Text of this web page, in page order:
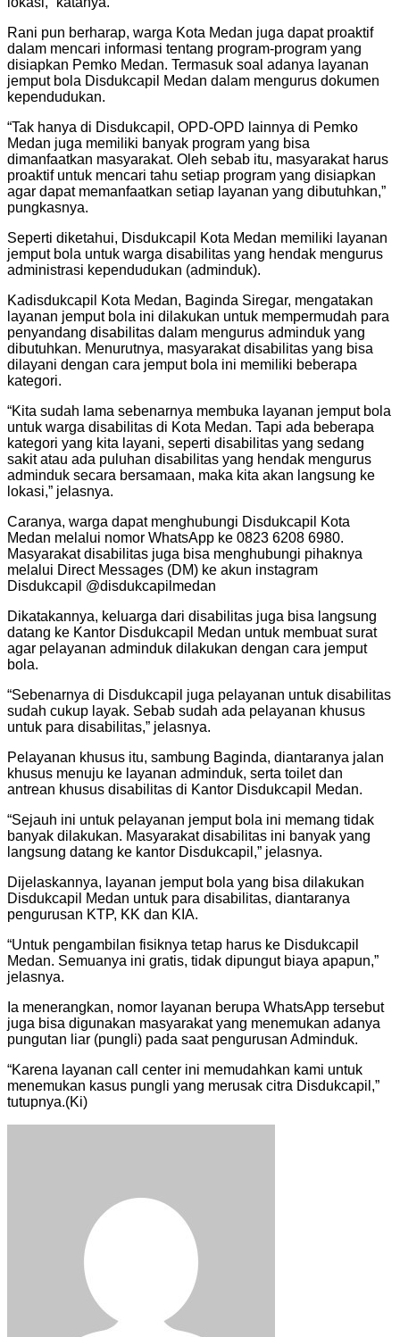
Rani pun berharap, warga Kota Medan juga dapat proaktif
dalam mencari informasi tentang program-program yang
disiapkan Pemko Medan. Termasuk soal adanya layanan
jemput bola Disdukcapil Medan dalam mengurus dokumen
kependudukan.
“Tak hanya di Disdukcapil, OPD-OPD lainnya di Pemko
Medan juga memiliki banyak program yang bisa
dimanfaatkan masyarakat. Oleh sebab itu, masyarakat harus
proaktif untuk mencari tahu setiap program yang disiapkan
agar dapat memanfaatkan setiap layanan yang dibutuhkan,”
pungkasnya.
Seperti diketahui, Disdukcapil Kota Medan memiliki layanan
jemput bola untuk warga disabilitas yang hendak mengurus
administrasi kependudukan (adminduk).
Kadisdukcapil Kota Medan, Baginda Siregar, mengatakan
layanan jemput bola ini dilakukan untuk mempermudah para
penyandang disabilitas dalam mengurus adminduk yang
dibutuhkan. Menurutnya, masyarakat disabilitas yang bisa
dilayani dengan cara jemput bola ini memiliki beberapa
kategori.
“Kita sudah lama sebenarnya membuka layanan jemput bola
untuk warga disabilitas di Kota Medan. Tapi ada beberapa
kategori yang kita layani, seperti disabilitas yang sedang
sakit atau ada puluhan disabilitas yang hendak mengurus
adminduk secara bersamaan, maka kita akan langsung ke
lokasi,” jelasnya.
Caranya, warga dapat menghubungi Disdukcapil Kota
Medan melalui nomor WhatsApp ke 0823 6208 6980.
Masyarakat disabilitas juga bisa menghubungi pihaknya
melalui Direct Messages (DM) ke akun instagram
Disdukcapil @disdukcapilmedan
Dikatakannya, keluarga dari disabilitas juga bisa langsung
datang ke Kantor Disdukcapil Medan untuk membuat surat
agar pelayanan adminduk dilakukan dengan cara jemput
bola.
“Sebenarnya di Disdukcapil juga pelayanan untuk disabilitas
sudah cukup layak. Sebab sudah ada pelayanan khusus
untuk para disabilitas,” jelasnya.
Pelayanan khusus itu, sambung Baginda, diantaranya jalan
khusus menuju ke layanan adminduk, serta toilet dan
antrean khusus disabilitas di Kantor Disdukcapil Medan.
“Sejauh ini untuk pelayanan jemput bola ini memang tidak
banyak dilakukan. Masyarakat disabilitas ini banyak yang
langsung datang ke kantor Disdukcapil,” jelasnya.
Dijelaskannya, layanan jemput bola yang bisa dilakukan
Disdukcapil Medan untuk para disabilitas, diantaranya
pengurusan KTP, KK dan KIA.
“Untuk pengambilan fisiknya tetap harus ke Disdukcapil
Medan. Semuanya ini gratis, tidak dipungut biaya apapun,”
jelasnya.
Ia menerangkan, nomor layanan berupa WhatsApp tersebut
juga bisa digunakan masyarakat yang menemukan adanya
pungutan liar (pungli) pada saat pengurusan Adminduk.
“Karena layanan call center ini memudahkan kami untuk
menemukan kasus pungli yang merusak citra Disdukcapil,”
tutupnya.(Ki)